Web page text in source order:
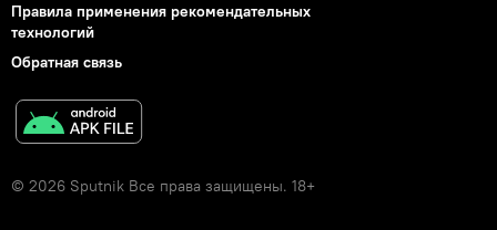
Правила применения рекомендательных
технологий
Обратная связь
© 2026 Sputnik Все права защищены. 18+